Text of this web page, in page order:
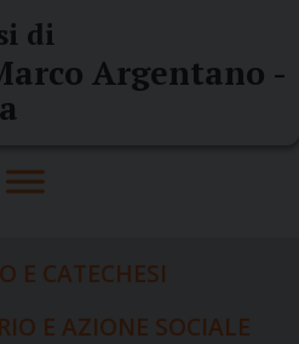
di
Argentano -
E CATECHESI
E AZIONE SOCIALE